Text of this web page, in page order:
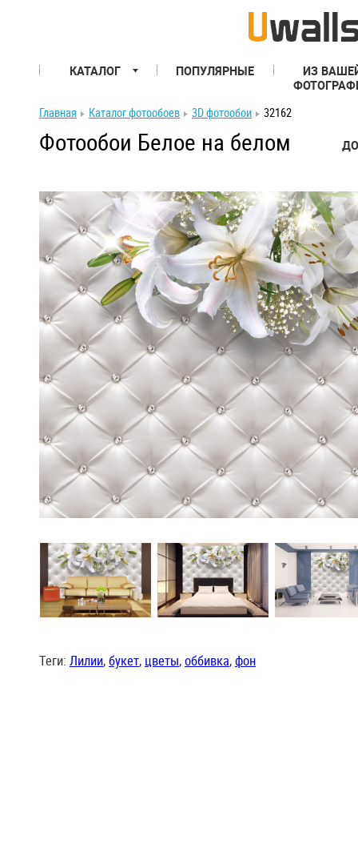
КАТАЛОГ ПОПУЛЯРНЫЕ
ИЗ
Главная
Каталог фотообоев 3D фотообои 32162
Фотообои Белое на белом
Теги: Лилии,букет, цветы,оббивка,фон